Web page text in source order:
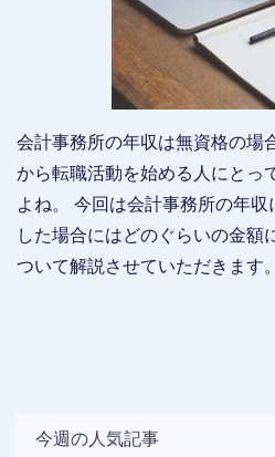
会計事務所の年収は無資格の場
から転職活動を始める人にとっ
よね。 今回は会計事務所の年
した場合にはどのぐらいの金額
ついて解説させていただきます。
今週の人気記事